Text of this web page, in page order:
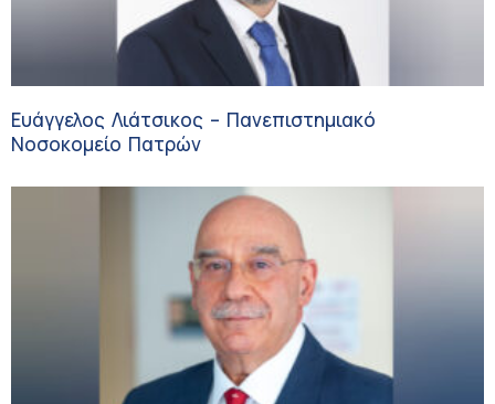
Ευάγγελος Λιάτσικος – Πανεπιστημιακό
Νοσοκομείο Πατρών